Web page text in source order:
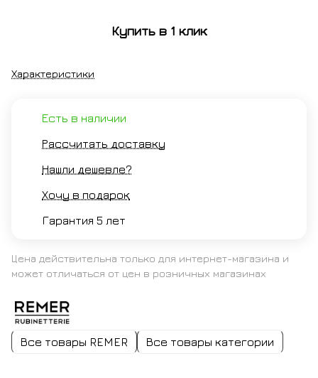
Купить в 1 клик
Характеристики
Есть в наличии
Рассчитать доставку
Нашли дешевле?
Хочу в подарок
Гарантия 5 лет
Цена действительна только для интернет-магазина и
может отличаться от цен в розничных магазинах
Все товары REMER Все товары категории